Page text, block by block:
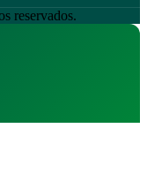
reservados.